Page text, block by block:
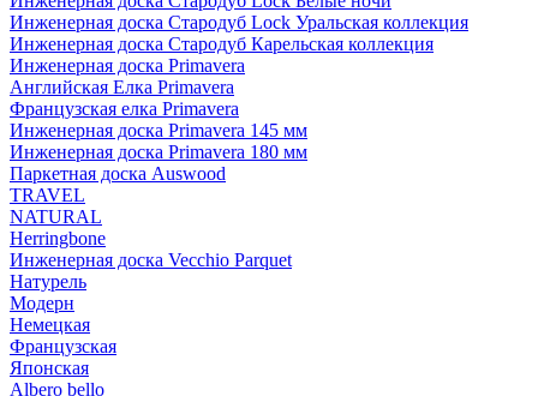
Инженерная доска Стародуб Lock Уральская коллекция
Инженерная доска Стародуб Карельская коллекция
Инженерная доска Primavera
Английская Елка Primavera
Французская елка Primavera
Инженерная доска Primavera 145 мм
Инженерная доска Primavera 180 мм
Паркетная доска Auswood
TRAVEL
NATURAL
Herringbone
Инженерная доска Vecchio Parquet
Натурель
Модерн
Немецкая
Французская
Японская
Albero bello